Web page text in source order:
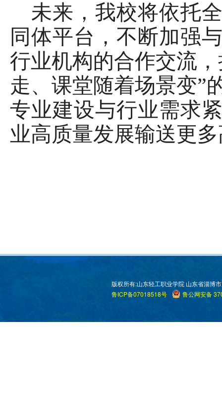
未来，我校将依托
同体平台，不断加强
行业机构的合作交流
走、课堂随着场景变”
专业建设与行业需求
业高质量发展输送更
版权所有:山东轻工职业学院 山东省淄
鲁ICP备07018518号
鲁公网安备